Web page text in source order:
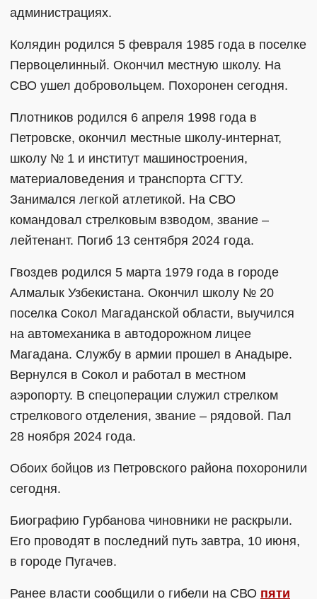
администрациях.
Колядин родился 5 февраля 1985 года в поселке
Первоцелинный. Окончил местную школу. На
СВО ушел добровольцем. Похоронен сегодня.
Плотников родился 6 апреля 1998 года в
Петровске, окончил местные школу-интернат,
школу № 1 и институт машиностроения,
материаловедения и транспорта СГТУ.
Занимался легкой атлетикой. На СВО
командовал стрелковым взводом, звание –
лейтенант. Погиб 13 сентября 2024 года.
Гвоздев родился 5 марта 1979 года в городе
Алмалык Узбекистана. Окончил школу № 20
поселка Сокол Магаданской области, выучился
на автомеханика в автодорожном лицее
Магадана. Службу в армии прошел в Анадыре.
Вернулся в Сокол и работал в местном
аэропорту. В спецоперации служил стрелком
стрелкового отделения, звание – рядовой. Пал
28 ноября 2024 года.
Обоих бойцов из Петровского района похоронили
сегодня.
Биографию Гурбанова чиновники не раскрыли.
Его проводят в последний путь завтра, 10 июня,
в городе Пугачев.
Ранее власти сообщили о гибели на СВО пяти